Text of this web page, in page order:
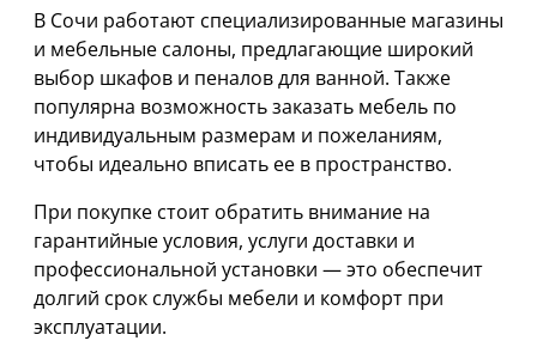
В Сочи работают специализированные магазины
и мебельные салоны, предлагающие широкий
выбор шкафов и пеналов для ванной. Также
популярна возможность заказать мебель по
индивидуальным размерам и пожеланиям,
чтобы идеально вписать ее в пространство.
При покупке стоит обратить внимание на
гарантийные условия, услуги доставки и
профессиональной установки — это обеспечит
долгий срок службы мебели и комфорт при
эксплуатации.